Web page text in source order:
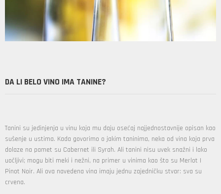
DA LI BELO VINO IMA TANINE?
Tanini su jedinjenja u vinu koja mu daju osećaj najjednostavnije opisan kao
sušenje u ustima. Kada govorimo o jakim taninima, neka od vina koja prva
dolaze na pamet su Cabernet ili Syrah. Ali tanini nisu uvek snažni i lako
uočljivi; mogu biti meki i nežni, na primer u vinima kao što su Merlot I
Pinot Noir. Ali ova navedena vina imaju jednu zajedničku stvar: sva su
crvena.